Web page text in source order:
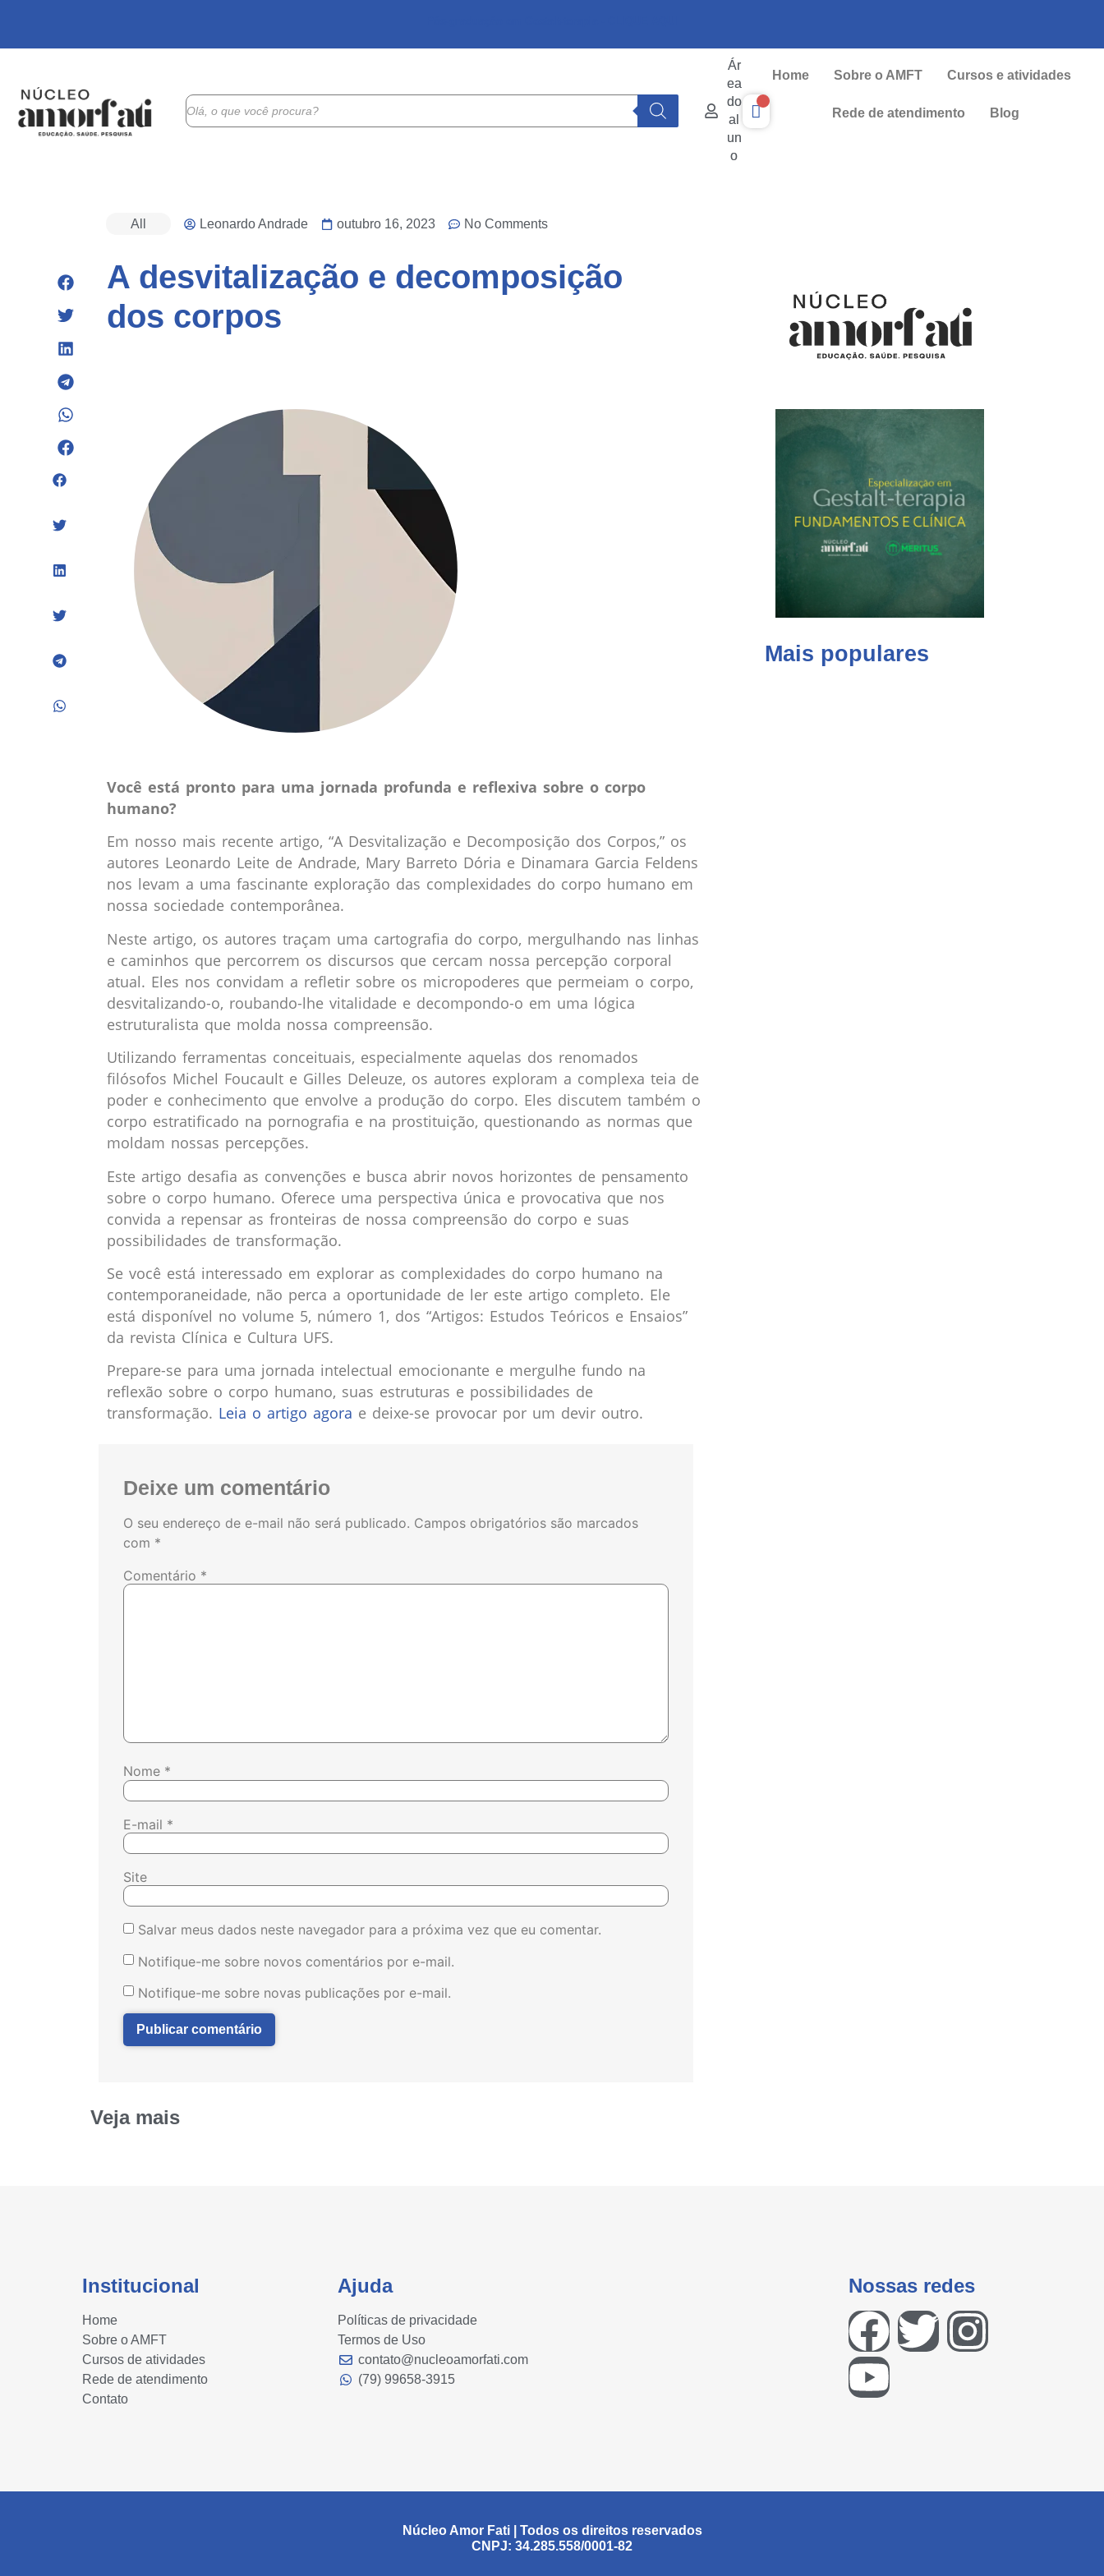
Ár
ea
do
al
un
o
Home Sobre o AMFT Cursos e atividades
Rede de atendimento Blog
All Leonardo Andrade outubro 16, 2023 No Comments
A desvitalização e decomposição
dos corpos
Você está pronto para uma jornada profunda e reflexiva sobre o corpo
humano?
Em nosso mais recente artigo, “A Desvitalização e Decomposição dos Corpos,” os
autores Leonardo Leite de Andrade, Mary Barreto Dória e Dinamara Garcia Feldens
nos levam a uma fascinante exploração das complexidades do corpo humano em
nossa sociedade contemporânea.
Neste artigo, os autores traçam uma cartografia do corpo, mergulhando nas linhas
e caminhos que percorrem os discursos que cercam nossa percepção corporal
atual. Eles nos convidam a refletir sobre os micropoderes que permeiam o corpo,
desvitalizando-o, roubando-lhe vitalidade e decompondo-o em uma lógica
estruturalista que molda nossa compreensão.
Utilizando ferramentas conceituais, especialmente aquelas dos renomados
filósofos Michel Foucault e Gilles Deleuze, os autores exploram a complexa teia de
poder e conhecimento que envolve a produção do corpo. Eles discutem também o
corpo estratificado na pornografia e na prostituição, questionando as normas que
moldam nossas percepções.
Este artigo desafia as convenções e busca abrir novos horizontes de pensamento
sobre o corpo humano. Oferece uma perspectiva única e provocativa que nos
convida a repensar as fronteiras de nossa compreensão do corpo e suas
possibilidades de transformação.
Se você está interessado em explorar as complexidades do corpo humano na
contemporaneidade, não perca a oportunidade de ler este artigo completo. Ele
está disponível no volume 5, número 1, dos “Artigos: Estudos Teóricos e Ensaios”
da revista Clínica e Cultura UFS.
Prepare-se para uma jornada intelectual emocionante e mergulhe fundo na
reflexão sobre o corpo humano, suas estruturas e possibilidades de
transformação. Leia o artigo agora e deixe-se provocar por um devir outro.
Deixe um comentário
O seu endereço de e-mail não será publicado. Campos obrigatórios são marcados
com *
Comentário *
Nome *
E-mail *
Site
Salvar meus dados neste navegador para a próxima vez que eu comentar.
Notifique-me sobre novos comentários por e-mail.
Notifique-me sobre novas publicações por e-mail.
Veja mais
Mais populares
Institucional
Home
Sobre o AMFT
Cursos de atividades
Rede de atendimento
Contato
Ajuda
Políticas de privacidade
Termos de Uso
contato@nucleoamorfati.com
(79) 99658-3915
Nossas redes
Núcleo Amor Fati | Todos os direitos reservados
CNPJ: 34.285.558/0001-82